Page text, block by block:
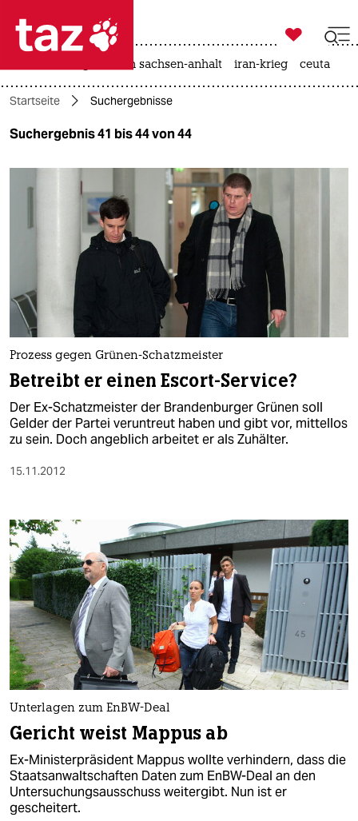
 taz zahl ich
taz zahl ich
themen
politik
gesellschaft
kultur
sport
berlin
wahrheit
verlag
veranstaltungen
shop
fragen & hilfe
unterstützen
abo
genossenschaft

taz zahl ich
landtagswahl in sachsen-anhalt iran-krieg ceuta
Startseite Suchergebnisse
Suchergebnis 41 bis 44 von 44
Prozess gegen Grünen-Schatzmeister
Betreibt er einen Escort-Service?
Der Ex-Schatzmeister der Brandenburger Grünen soll
Gelder der Partei veruntreut haben und gibt vor, mittellos
zu sein. Doch angeblich arbeitet er als Zuhälter.
15.11.2012
Unterlagen zum EnBW-Deal
Gericht weist Mappus ab
Ex-Ministerpräsident Mappus wollte verhindern, dass die
Staatsanwaltschaften Daten zum EnBW-Deal an den
Untersuchungsausschuss weitergibt. Nun ist er
gescheitert.